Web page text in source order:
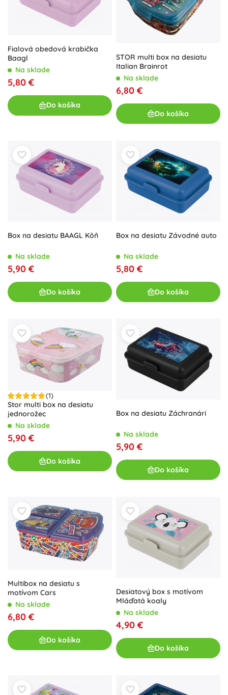
Fialová obedová krabička
Baagl
Na sklade
5,80 €
Do košíka
STOR multi box na desiatu
Italian Brainrot
Na sklade
6,80 €
Do košíka
Box na desiatu BAAGL Kôň
Na sklade
5,90 €
Do košíka
Box na desiatu Závodné auto
Na sklade
5,80 €
Do košíka
(1)
Stor multi box na desiatu
jednorožec
Na sklade
5,90 €
Do košíka
Box na desiatu Záchranári
Na sklade
5,90 €
Do košíka
Multibox na desiatu s
motívom Cars
Na sklade
6,80 €
Do košíka
Desiatový box s motívom
Mláďatá koaly
Na sklade
4,90 €
Do košíka